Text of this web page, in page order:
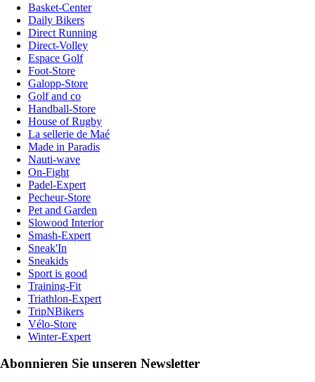
Basket-Center
Daily Bikers
Direct Running
Direct-Volley
Espace Golf
Foot-Store
Galopp-Store
Golf and co
Handball-Store
House of Rugby
La sellerie de Maé
Made in Paradis
Nauti-wave
On-Fight
Padel-Expert
Pecheur-Store
Pet and Garden
Slowood Interior
Smash-Expert
Sneak'In
Sneakids
Sport is good
Training-Fit
Triathlon-Expert
TripNBikers
Vélo-Store
Winter-Expert
Abonnieren Sie unseren Newsletter